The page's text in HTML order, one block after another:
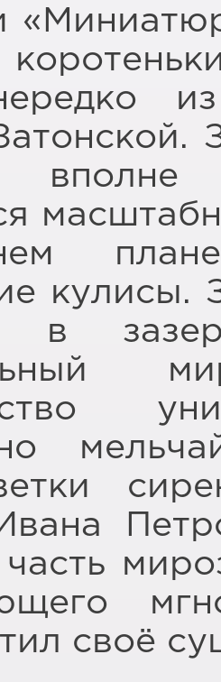
вполне
кулисы.
в
часть
своё